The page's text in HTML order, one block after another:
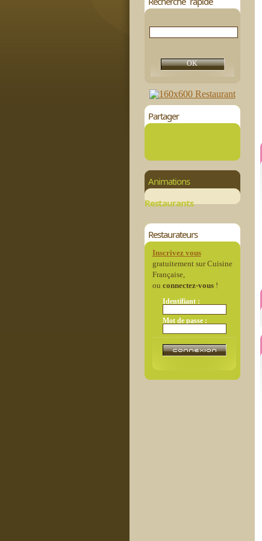
Partager
Animations
Restaurants
Restaurateurs
Inscrivez vous
gratuitement sur Cuisine
Française,
ou connectez-vous!
Identifiant :
Mot de passe :